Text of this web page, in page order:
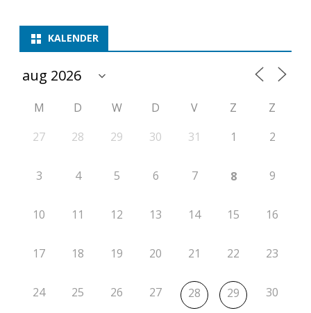
KALENDER
M D W D V Z
Z
27
28 29 30 31 1 2
3 4 5 6 7 8 9
10 11 12 13 14 15 16
17 18 19 20 21 22 23
24 25 26 27 28 29 30